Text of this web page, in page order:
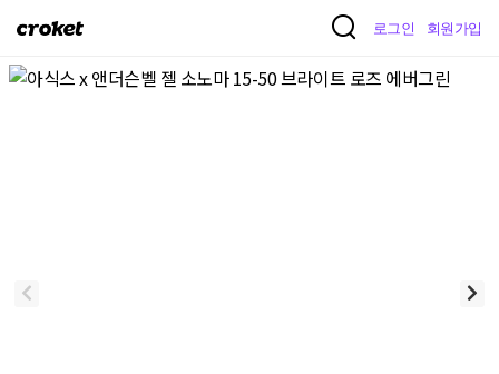
크
켓
로그인 회원가입